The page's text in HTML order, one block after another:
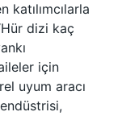
katılımcılarla
dizi kaç
için
uyum aracı